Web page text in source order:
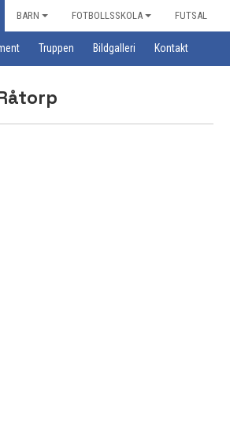
BARN FOTBOLLSSKOLA FUTSAL
Truppen Bildgalleri Kontakt